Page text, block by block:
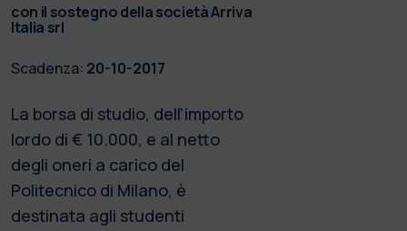
con il sostegno della società Arriva
Italia srl
Scadenza: 20-10-2017
La borsa di studio, dell’importo
lordo di € 10.000, e al netto
degli oneri a carico del
Politecnico di Milano, è
destinata agli studenti